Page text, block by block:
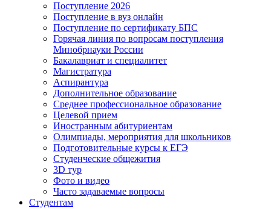
Поступление 2026
Поступление в вуз онлайн
Поступление по сертификату БПС
Горячая линия по вопросам поступления
Минобрнауки России
Бакалавриат и специалитет
Магистратура
Аспирантура
Дополнительное образование
Среднее профессиональное образование
Целевой прием
Иностранным абитуриентам
Олимпиады, мероприятия для школьников
Подготовительные курсы к ЕГЭ
Студенческие общежития
3D тур
Фото и видео
Часто задаваемые вопросы
Студентам